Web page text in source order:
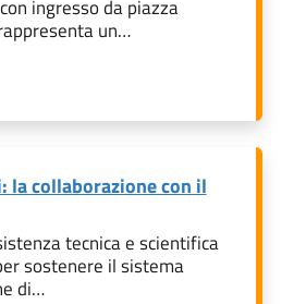
ingresso da piazza
un…
la collaborazione con il
tecnica e scientifica
sostenere il sistema
di…